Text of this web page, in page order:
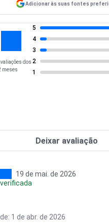
Adicionar às suas fontes
dos
meses
5
4
3
2
1
Deixar avaliação
19 de mai. de 2026
1 de abr. de 2026